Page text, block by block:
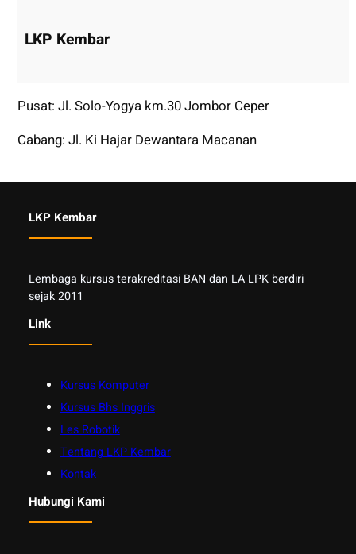
LKP Kembar
Pusat: Jl. Solo-Yogya km.30 Jombor Ceper
Cabang: Jl. Ki Hajar Dewantara Macanan
LKP Kembar
Lembaga kursus terakreditasi BAN dan LA LPK berdiri
sejak 2011
Link
Kursus Komputer
Kursus Bhs Inggris
Les Robotik
Tentang LKP Kembar
Kontak
Hubungi Kami